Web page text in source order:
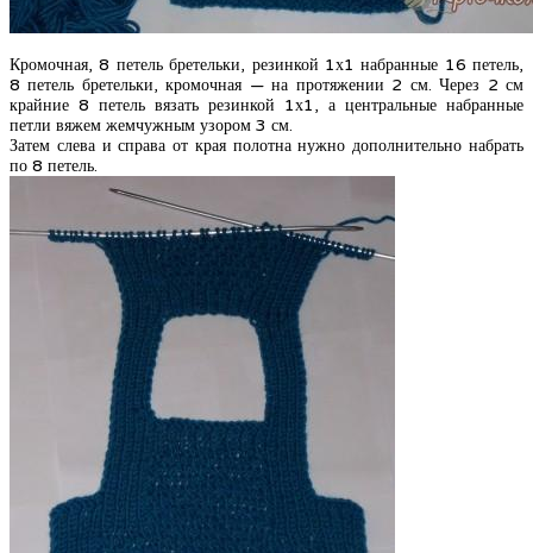
Кромочная, 8 петель бретельки, резинкой 1х1 набранные 16 петель,
8 петель бретельки, кромочная — на протяжении 2 см. Через 2 см
крайние 8 петель вязать резинкой 1х1, а центральные набранные
петли вяжем жемчужным узором 3 см.
Затем слева и справа от края полотна нужно дополнительно набрать
по 8 петель.